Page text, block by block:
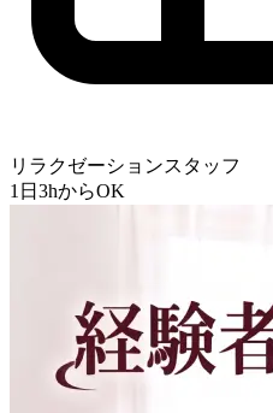
リラクゼーションスタッフ
1日3hからOK